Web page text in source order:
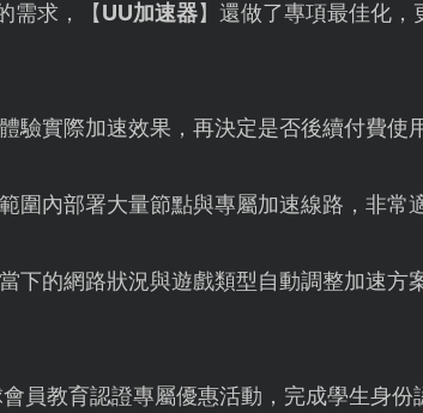
需求，【UU加速器】還做了專項最佳化
驗實際加速效果，再決定是否後續付費使
圍內部署大量節點與專屬加速線路，非常
下的網路狀況與遊戲類型自動調整加速方
員教育認證專屬優惠活動，完成學生身